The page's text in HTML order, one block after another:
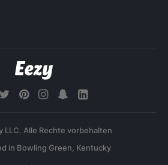
LLC. Alle Rechte vorbehalten